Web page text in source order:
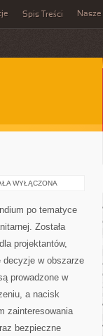
Spis Treści Nasze
WYŁĄCZONA
po tematyce
Została
projektantów,
decyzje w obszarze
prowadzone w
a nacisk
zainteresowania
bezpieczne